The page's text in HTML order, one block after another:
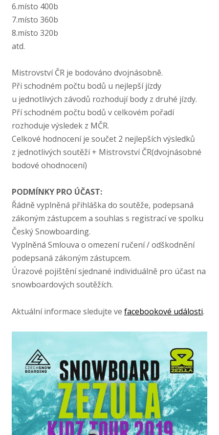
6.místo 400b
7.místo 360b
8.místo 320b
atd.
Mistrovství ČR je bodováno dvojnásobně.
Při schodném počtu bodů u nejlepší jízdy
u jednotlivých závodů rozhodují body z druhé jízdy.
Pří schodném počtu bodů v celkovém pořadí
rozhoduje výsledek z MČR.
Celkové hodnocení je součet 2 nejlepších výsledků
z jednotlivých soutěží + Mistrovství ČR(dvojnásobné
bodové ohodnocení)
PODMÍNKY PRO ÚČAST:
Řádně vyplněná přihláška do soutěže, podepsaná
zákoným zástupcem a souhlas s registrací ve spolku
Český Snowboarding.
Vyplněná Smlouva o omezení ručení /​ odškodnění
podepsaná zákoným zástupcem.
Úrazové pojištění sjednané individuálně pro účast na
snowboardových soutěžích.
Aktuální informace sledujte ve facebookové události.